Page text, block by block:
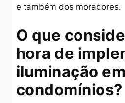
e também dos moradores.
O que
hora de
iluminação em
condomínios?